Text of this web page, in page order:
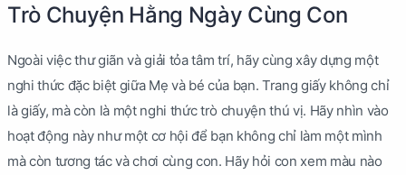
Trò Chuyện Hằng Ngày Cùng Con
Ngoài việc thư giãn và giải tỏa tâm trí, hãy cùng xây dựng một
nghi thức đặc biệt giữa Mẹ và bé của bạn. Trang giấy không chỉ
là giấy, mà còn là một nghi thức trò chuyện thú vị. Hãy nhìn vào
hoạt động này như một cơ hội để bạn không chỉ làm một mình
mà còn tương tác và chơi cùng con. Hãy hỏi con xem màu nào